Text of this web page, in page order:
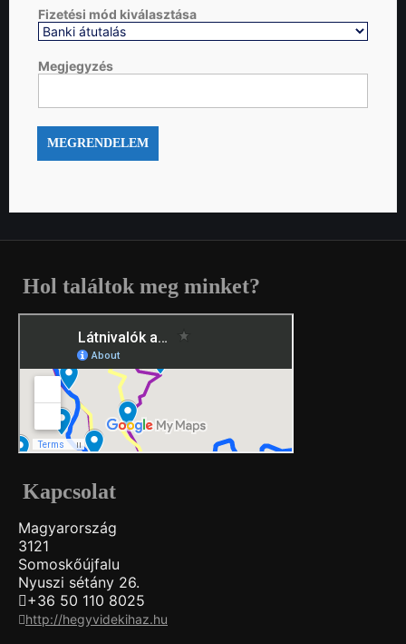
Fizetési mód kiválasztása
Megjegyzés
MEGRENDELEM
Hol találtok meg minket?
Kapcsolat
Magyarország
3121
Somoskőújfalu
Nyuszi sétány 26.
+36 50 110 8025
http://hegyvidekihaz.hu